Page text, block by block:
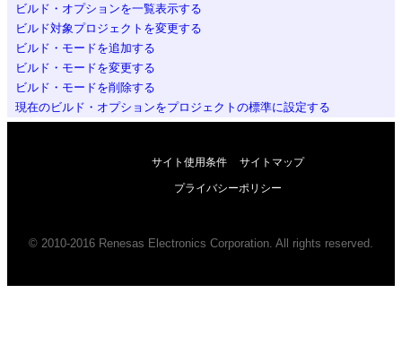
ビルド・オプションを一覧表示する
ビルド対象プロジェクトを変更する
ビルド・モードを追加する
ビルド・モードを変更する
ビルド・モードを削除する
現在のビルド・オプションをプロジェクトの標準に設定する
サイト使用条件 サイトマップ
プライバシーポリシー
© 2010-2016 Renesas Electronics Corporation. All rights reserved.